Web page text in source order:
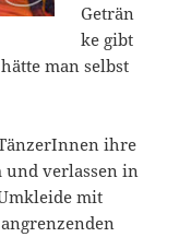
Geträn
ke gibt
man selbst
ihre
verlassen in
mit